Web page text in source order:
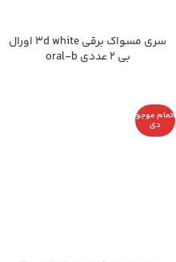
سری مسواک برقی 3d white اورال
بی 2 عددی oral-b
اتمام موجو
دی